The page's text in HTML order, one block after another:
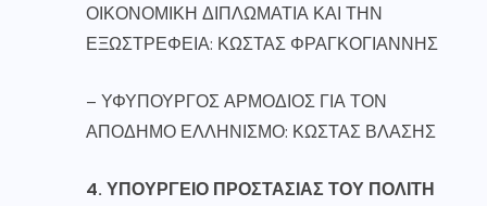
ΟΙΚΟΝΟΜΙΚΗ ΔΙΠΛΩΜΑΤΙΑ ΚΑΙ ΤΗΝ
ΕΞΩΣΤΡΕΦΕΙΑ: ΚΩΣΤΑΣ ΦΡΑΓΚΟΓΙΑΝΝΗΣ
– ΥΦΥΠΟΥΡΓΟΣ ΑΡΜΟΔΙΟΣ ΓΙΑ ΤΟΝ
ΑΠΟΔΗΜΟ ΕΛΛΗΝΙΣΜΟ: ΚΩΣΤΑΣ ΒΛΑΣΗΣ
4. ΥΠΟΥΡΓΕΙΟ ΠΡΟΣΤΑΣΙΑΣ ΤΟΥ ΠΟΛΙΤΗ